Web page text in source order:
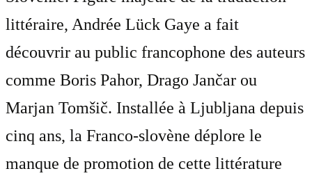
littéraire, Andrée Lück Gaye a fait
découvrir au public francophone des auteurs
comme Boris Pahor, Drago Jančar ou
Marjan Tomšič. Installée à Ljubljana depuis
cinq ans, la Franco-slovène déplore le
manque de promotion de cette littérature